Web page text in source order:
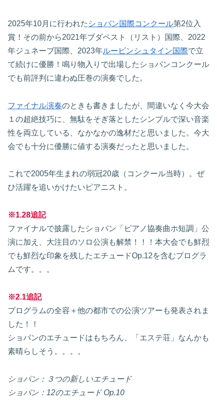
2025年10月に行われた ショパン国際コンクール第2位入
賞！その前から2021年ブダペスト（リスト）国際、2022
年ジュネーブ国際、2023年ルービンシュタイン国際で立
て続けに優勝！鳴り物入りで出場したショパンコンクール
でも前評判に違わぬ圧巻の演奏でした。
ファイナル演奏のときも書きましたが、間違いなく今大会
１の超絶技巧に、無駄をそぎ落としたシンプルで深い音楽
性を両立している、なかなかの逸材だと思いました。今大
会でも十分に優勝に値する演奏だったと思いました。
これで2005年生まれの弱冠20歳（コンクール当時）。ぜ
ひ活躍を追いかけたいピアニスト。
※1.28追記
ファイナルで披露したショパン「ピアノ協奏曲ホ短調」公
演に加え、大注目のソロ公演も解禁！！！本大会でも鮮烈
でも鮮烈な印象を残したエチュードOp.12を含むプログラ
ムです。。。
※2.1追記
プログラムの全容＋他の都市での公演ツアーも発表されま
した！！
ショパンのエチュードはもちろん、「エステ荘」なんかも
素晴らしそう。。。。
ショパン：３つの新しいエチュード
ショパン：12のエチュード Op.10